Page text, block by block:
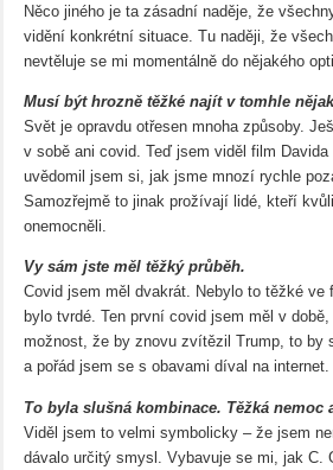
Něco jiného je ta zásadní naděje, že
vidění konkrétní situace. Tu naději, že
nevtěluje se mi momentálně do nějakého
Musí být hrozně těžké najít v tomhle
Svět je opravdu otřesen mnoha způsoby.
v sobě ani covid. Teď jsem viděl film
uvědomil jsem si, jak jsme mnozí rychle
Samozřejmě to jinak prožívají lidé, kteří
onemocněli.
Vy sám jste měl těžký průběh.
Covid jsem měl dvakrát. Nebylo to těžké
bylo tvrdé. Ten první covid jsem měl v
možnost, že by znovu zvítězil Trump, to
a pořád jsem se s obavami díval na internet.
To byla slušná kombinace. Těžká nemoc
Viděl jsem to velmi symbolicky – že jsem
dávalo určitý smysl. Vybavuje se mi, jak C.